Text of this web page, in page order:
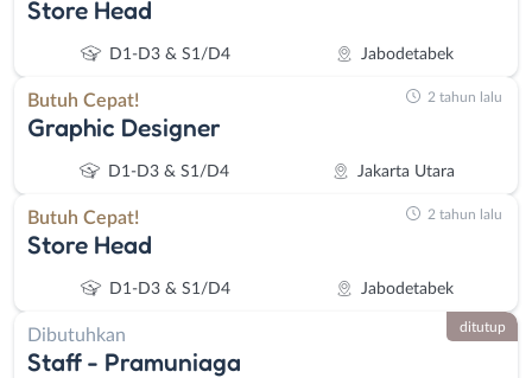
Store Head
D1-D3 & S1/D4 Jabodetabek
Butuh Cepat!
Graphic Designer
D1-D3 & S1/D4 Jakarta Utara
2 tahun lalu
Butuh Cepat!
Store Head
D1-D3 & S1/D4 Jabodetabek
2 tahun lalu
Dibutuhkan
Staff - Pramuniaga
ditutup
WhatsApp
Telegram